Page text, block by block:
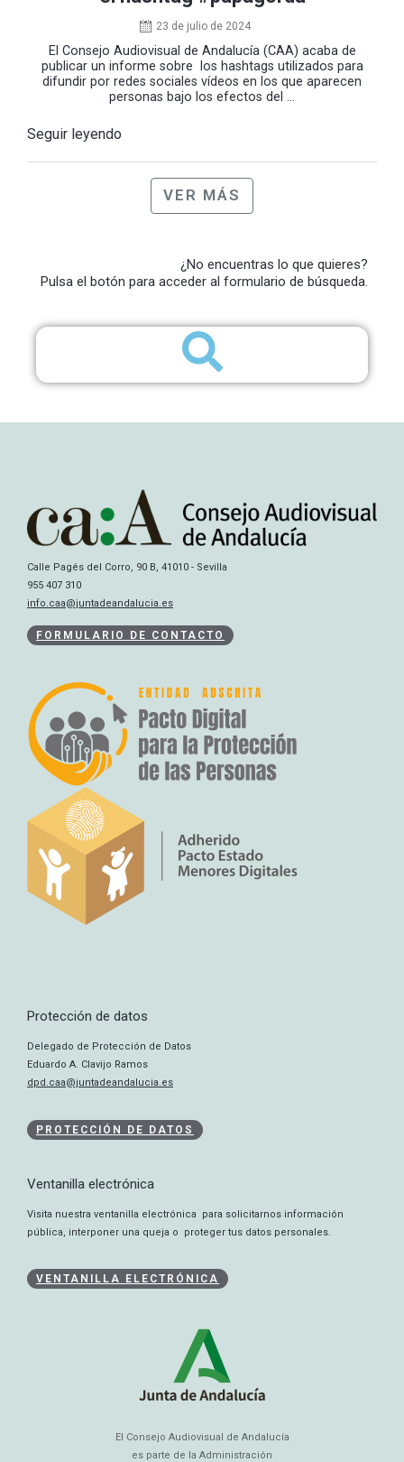
23 de julio de 2024
El Consejo Audiovisual de Andalucía (CAA) acaba de
publicar un informe sobre los hashtags utilizados para
difundir por redes sociales vídeos en los que aparecen
personas bajo los efectos del ...
Seguir leyendo
VER MÁS
¿No encuentras lo que quieres?
Pulsa el botón para acceder al formulario de búsqueda.
Calle Pagés del Corro, 90 B, 41010 - Sevilla
955 407 310
info.caa@juntadeandalucia.es
FORMULARIO DE CONTACTO
Protección de datos
Delegado de Protección de Datos
Eduardo A. Clavijo Ramos
dpd.caa@juntadeandalucia.es
PROTECCIÓN DE DATOS
Ventanilla electrónica
Visita nuestra ventanilla electrónica para solicitarnos información
pública, interponer una queja o proteger tus datos personales.
VENTANILLA ELECTRÓNICA
El Consejo Audiovisual de Andalucía
es parte de la Administración